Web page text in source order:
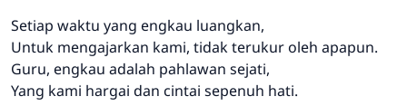
Setiap waktu yang engkau luangkan,
Untuk mengajarkan kami, tidak terukur oleh apapun.
Guru, engkau adalah pahlawan sejati,
Yang kami hargai dan cintai sepenuh hati.